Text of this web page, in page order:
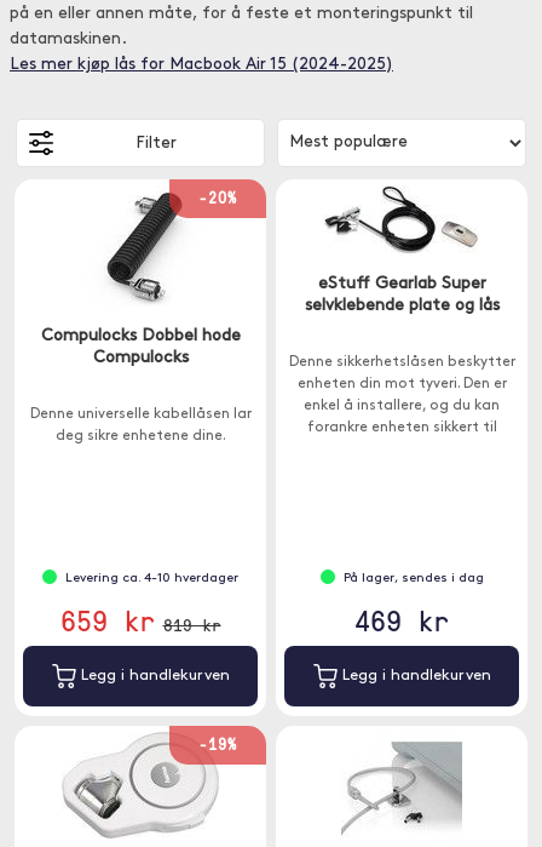
på en eller annen måte, for å feste et monteringspunkt til
datamaskinen.
Les mer kjøp lås for Macbook Air 15 (2024-2025)
Filter
-20%
Compulocks Dobbel hode
Compulocks
Denne universelle kabellåsen lar
deg sikre enhetene dine.
Levering ca. 4-10 hverdager
659 kr 819 kr
Legg i handlekurven
eStuff Gearlab Super
selvklebende plate og lås
Denne sikkerhetslåsen beskytter
enheten din mot tyveri. Den er
enkel å installere, og du kan
forankre enheten sikkert til
På lager, sendes i dag
469 kr
Legg i handlekurven
-19%